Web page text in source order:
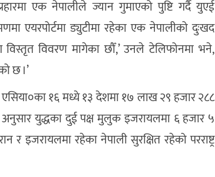
एक नेपालीले ज्यान गुमाएको पुष्टि गर्दै युएई
एयरपोर्टमा ड्युटीमा रहेका एक नेपालीको दुःखद
विवरण मागेका छौँ,’ उनले टेलिफोनमा भने,
छ ।’
१६ मध्ये १३ देशमा १७ लाख २९ हजार २८८
अनुसार युद्धका दुई पक्ष मुलुक इजरायलमा ६ हजार ५
इजरायलमा रहेका नेपाली सुरक्षित रहेको परराष्ट्र